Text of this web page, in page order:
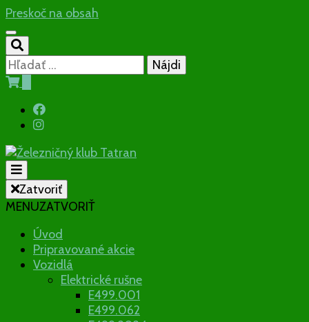
Preskoč na obsah
Hľadať:
Železničný
klub Tatran
Občianske združenie
Zatvoriť
MENUZATVORIŤ
Úvod
Pripravované akcie
Vozidlá
Elektrické rušne
E499.001
E499.062